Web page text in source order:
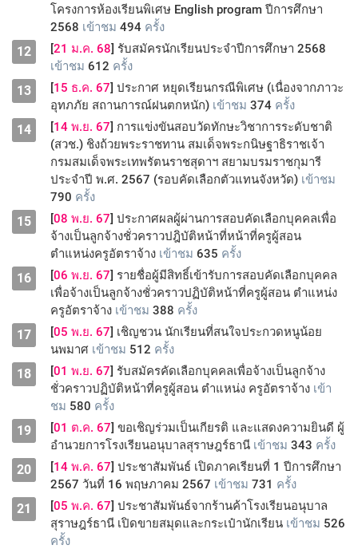
โครงการห้องเรียนพิเศษ English program ปีการศึกษา
2568 เข้าชม 494 ครั้ง
12 [21 ม.ค. 68] รับสมัครนักเรียนประจำปีการศึกษา 2568
เข้าชม 612 ครั้ง
13 [15 ธ.ค. 67] ประกาศ หยุดเรียนกรณีพิเศษ (เนื่องจากภาวะ
อุทภภัย สถานการณ์ฝนตกหนัก) เข้าชม 374 ครั้ง
14 [14 พ.ย. 67] การแข่งขันสอบวัดทักษะวิชาการระดับชาติ
(สวช.) ชิงถ้วยพระราชทาน สมเด็จพระกนิษฐาธิราชเจ้า
กรมสมเด็จพระเทพรัตนราชสุดาฯ สยามบรมราชกุมารี
ประจำปี พ.ศ. 2567 (รอบคัดเลือกตัวแทนจังหวัด) เข้าชม
790 ครั้ง
15 [08 พ.ย. 67] ประกาศผลผู้ผ่านการสอบคัดเลือกบุคคลเพื่อ
จ้างเป็นลูกจ้างชั่วคราวปฎิบัติหน้าที่หน้าที่ครูผู้สอน
ตำแหน่งครูอัตราจ้าง เข้าชม 635 ครั้ง
16 [06 พ.ย. 67] รายชื่อผู้มีสิทธิ์เข้ารับการสอบคัดเลือกบุคคล
เพื่อจ้างเป็นลูกจ้างชั่วคราวปฏิบัติหน้าที่ครูผู้สอน ตำแหน่ง
ครูอัตราจ้าง เข้าชม 388 ครั้ง
17 [05 พ.ย. 67] เชิญชวน นักเรียนที่สนใจประกวดหนูน้อย
นพมาศ เข้าชม 512 ครั้ง
18 [01 พ.ย. 67] รับสมัครคัดเลือกบุคคลเพื่อจ้างเป็นลูกจ้าง
ชั่วคราวปฏิบัติหน้าที่ครูผู้สอน ตำแหน่ง ครูอัตราจ้าง เข้า
ชม 580 ครั้ง
19 [01 ต.ค. 67] ขอเชิญร่วมเป็นเกียรติ และแสดงความยินดี ผู้
อำนวยการโรงเรียนอนุบาลสุราษฎร์ธานี เข้าชม 343 ครั้ง
20 [14 พ.ค. 67] ประชาสัมพันธ์ เปิดภาคเรียนที่ 1 ปีการศึกษา
2567 วันที่ 16 พฤษภาคม 2567 เข้าชม 731 ครั้ง
21 [05 พ.ค. 67] ประชาสัมพันธ์จากร้านค้าโรงเรียนอนุบาล
สุราษฎร์ธานี เปิดขายสมุดและกระเป๋านักเรียน เข้าชม 526
ครั้ง